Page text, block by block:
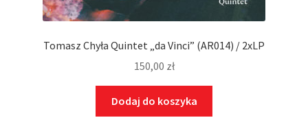
Tomasz Chyła Quintet „da Vinci” (AR014) / 2xLP
150,00 zł
Dodaj do koszyka